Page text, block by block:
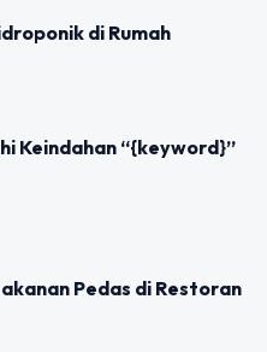
di Rumah
Keindahan “{keyword}”
Pedas di Restoran